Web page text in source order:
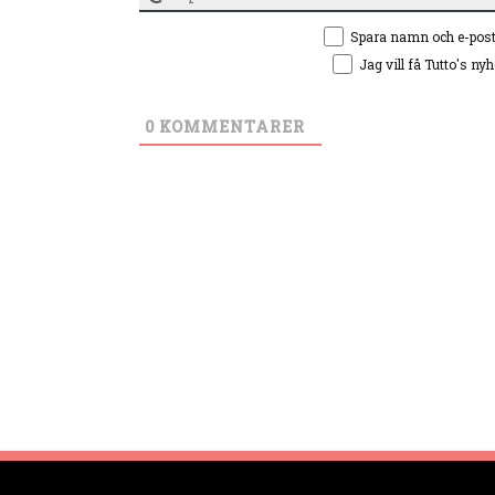
Spara namn och e-
Jag vill få Tutto's
0KOMMENTARER